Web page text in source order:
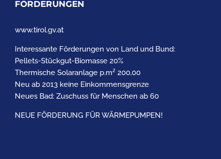
FÖRDERUNGEN
www.tirol.gv.at
Interessante Förderungen von Land und Bund:
Pellets-Stückgut-Biomasse 20%
Thermische Solaranlage p.m² 200,00
Neu ab 2013 keine Einkommensgrenze
Neues Bad: Zuschuss für Menschen ab 60
NEUE FÖRDERUNG FÜR WÄRMEPUMPEN!